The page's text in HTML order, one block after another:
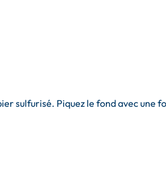
sulfurisé. Piquez le fond avec une